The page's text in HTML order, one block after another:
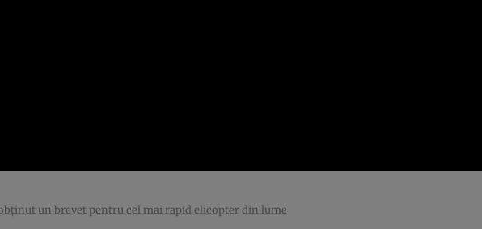
un brevet pentru cel mai rapid elicopter din lume